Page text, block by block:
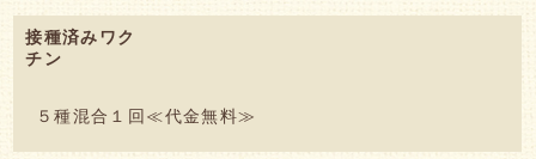
接種済みワク
チン
５種混合１回≪代金無料≫